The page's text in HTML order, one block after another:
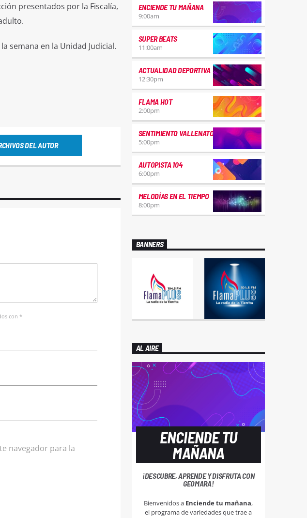
presentados por la Fiscalía,
semana en la Unidad Judicial.
DEL AUTOR
con *
navegador para la
ENCIENDE TU MAÑANA
9:00am
SUPER BEATS
11:00am
ACTUALIDAD DEPORTIVA
12:30pm
FLAMA HOT
2:00pm
SENTIMIENTO VALLENATO
5:00pm
AUTOPISTA 104
6:00pm
MELODÍAS EN EL TIEMPO
8:00pm
BANNERS
AL AIRE
ENCIENDE TU
MAÑANA
¡DESCUBRE, APRENDE Y DISFRUTA CON
GEOMARA!
Bienvenidos a Enciende tu mañana,
el programa de variedades que trae a